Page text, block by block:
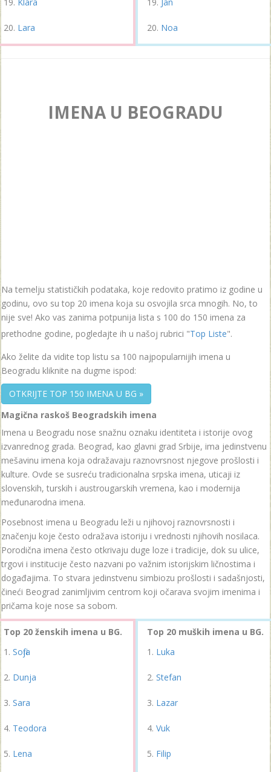
Lara Noa
IMENA U BEOGRADU
Na temelju statističkih podataka, koje redovito pratimo iz godine u
godinu, ovo su top 20 imena koja su osvojila srca mnogih. No, to
nije sve! Ako vas zanima potpunija lista s 100 do 150 imena za
prethodne godine, pogledajte ih u našoj rubrici "Top Liste".
Ako želite da vidite top listu sa 100 najpopularnijih imena u
Beogradu kliknite na dugme ispod:
OTKRIJTE TOP 150 IMENA U BG »
Magična raskoš Beogradskih imena
Imena u Beogradu nose snažnu oznaku identiteta i istorije ovog
izvanrednog grada. Beograd, kao glavni grad Srbije, ima jedinstvenu
mešavinu imena koja odražavaju raznovrsnost njegove prošlosti i
kulture. Ovde se susreću tradicionalna srpska imena, uticaji iz
slovenskih, turskih i austrougarskih vremena, kao i modernija
međunarodna imena.
Posebnost imena u Beogradu leži u njihovoj raznovrsnosti i
značenju koje često odražava istoriju i vrednosti njihovih nosilaca.
Porodična imena često otkrivaju duge loze i tradicije, dok su ulice,
trgovi i institucije često nazvani po važnim istorijskim ličnostima i
događajima. To stvara jedinstvenu simbiozu prošlosti i sadašnjosti,
čineći Beograd zanimljivim centrom koji očarava svojim imenima i
pričama koje nose sa sobom.
Top 20 ženskih imena u BG.
Sofija
Dunja
Sara
Teodora
Lena
Top 20 muških imena u BG.
Luka
Stefan
Lazar
Vuk
Filip